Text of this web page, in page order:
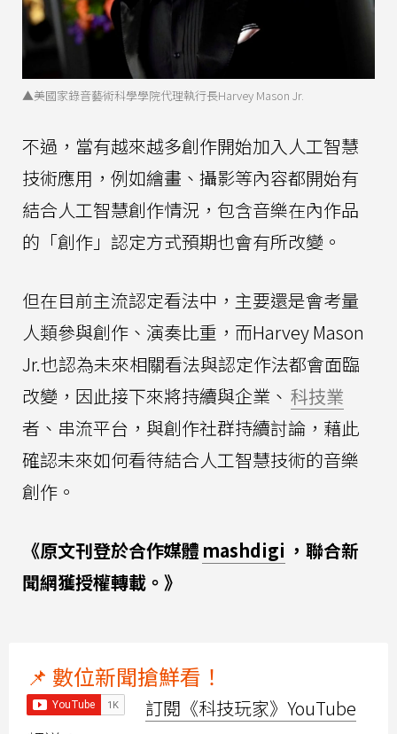
▲美國家錄音藝術科學學院代理執行長Harvey Mason Jr.
不過，當有越來越多創作開始加入人工智慧
技術應用，例如繪畫、攝影等內容都開始有
結合人工智慧創作情況，包含音樂在內作品
的「創作」認定方式預期也會有所改變。
但在目前主流認定看法中，主要還是會考量
人類參與創作、演奏比重，而Harvey Mason
Jr.也認為未來相關看法與認定作法都會面臨
改變，因此接下來將持續與企業、 科技業
者、串流平台，與創作社群持續討論，藉此
確認未來如何看待結合人工智慧技術的音樂
創作。
《原文刊登於合作媒體 mashdigi ，聯合新
聞網獲授權轉載。》
📌 數位新聞搶鮮看！
訂閱《科技玩家》YouTube